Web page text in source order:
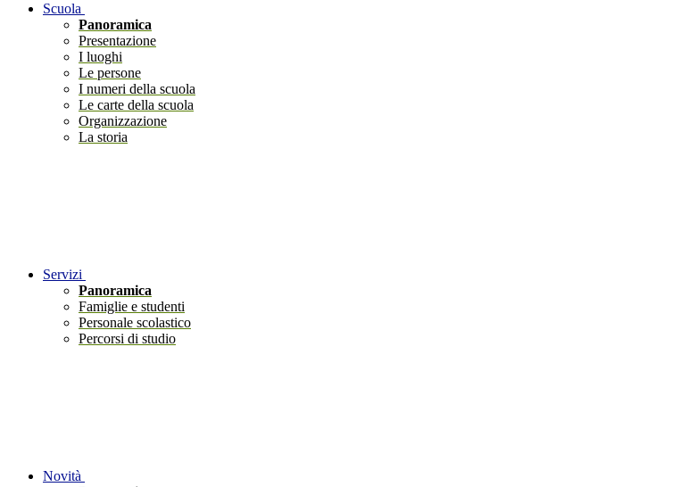
Scuola
Panoramica
Presentazione
I luoghi
Le persone
I numeri della scuola
Le carte della scuola
Organizzazione
La storia
Servizi
Panoramica
Famiglie e studenti
Personale scolastico
Percorsi di studio
Novità